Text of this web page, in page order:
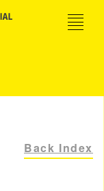
Back Index